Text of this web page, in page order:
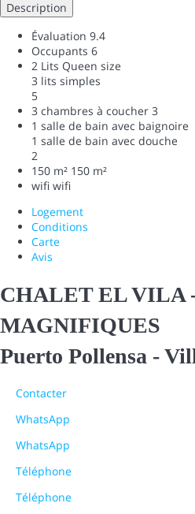
Description
Évaluation 9.4
Occupants 6
2 Lits Queen size
3 lits simples
5
3 chambres à coucher 3
1 salle de bain avec baignoire
1 salle de bain avec douche
2
150 m² 150 m²
wifi wifi
Logement
Conditions
Carte
Avis
CHALET EL VILA
MAGNIFIQUES
Puerto Pollensa -
Contacter
WhatsApp
WhatsApp
Téléphone
Téléphone